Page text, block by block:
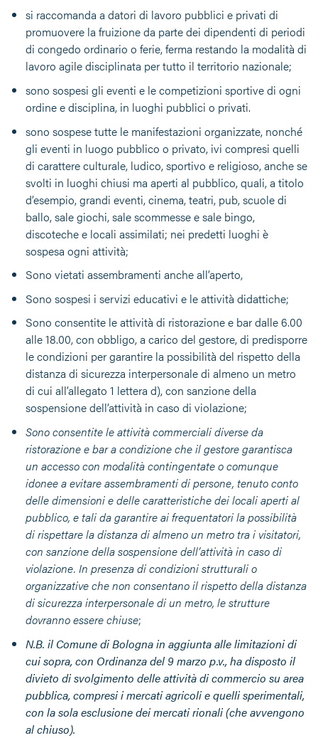
si raccomanda a datori di lavoro pubblici e privati di
promuovere la fruizione da parte dei dipendenti di periodi
di congedo ordinario o ferie, ferma restando la modalità di
lavoro agile disciplinata per tutto il territorio nazionale;
sono sospesi gli eventi e le competizioni sportive di ogni
ordine e disciplina, in luoghi pubblici o privati.
sono sospese tutte le manifestazioni organizzate, nonché
gli eventi in luogo pubblico o privato, ivi compresi quelli
di carattere culturale, ludico, sportivo e religioso, anche se
svolti in luoghi chiusi ma aperti al pubblico, quali, a titolo
d’esempio, grandi eventi, cinema, teatri, pub, scuole di
ballo, sale giochi, sale scommesse e sale bingo,
discoteche e locali assimilati; nei predetti luoghi è
sospesa ogni attività;
Sono vietati assembramenti anche all’aperto,
Sono sospesi i servizi educativi e le attività didattiche;
Sono consentite le attività di ristorazione e bar dalle 6.00
alle 18.00, con obbligo, a carico del gestore, di predisporre
le condizioni per garantire la possibilità del rispetto della
distanza di sicurezza interpersonale di almeno un metro
di cui all’allegato 1 lettera d), con sanzione della
sospensione dell’attività in caso di violazione;
Sono consentite le attività commerciali diverse da
ristorazione e bar a condizione che il gestore garantisca
un accesso con modalità contingentate o comunque
idonee a evitare assembramenti di persone, tenuto conto
delle dimensioni e delle caratteristiche dei locali aperti al
pubblico, e tali da garantire ai frequentatori la possibilità
di rispettare la distanza di almeno un metro tra i visitatori,
con sanzione della sospensione dell’attività in caso di
violazione. In presenza di condizioni strutturali o
organizzative che non consentano il rispetto della distanza
di sicurezza interpersonale di un metro, le strutture
dovranno essere chiuse;
N.B. il Comune di Bologna in aggiunta alle limitazioni di
cui sopra, con Ordinanza del 9 marzo p.v., ha disposto il
divieto di svolgimento delle attività di commercio su area
pubblica, compresi i mercati agricoli e quelli sperimentali,
con la sola esclusione dei mercati rionali (che avvengono
al chiuso).